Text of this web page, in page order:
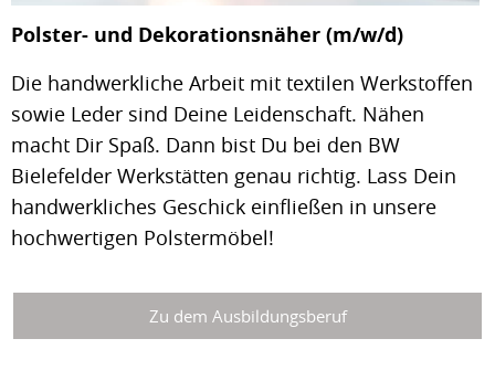
Polster- und Dekorationsnäher (m/w/d)
Die handwerkliche Arbeit mit textilen Werkstoffen
sowie Leder sind Deine Leidenschaft. Nähen
macht Dir Spaß. Dann bist Du bei den BW
Bielefelder Werkstätten genau richtig. Lass Dein
handwerkliches Geschick einfließen in unsere
hochwertigen Polstermöbel!
Zu dem Ausbildungsberuf